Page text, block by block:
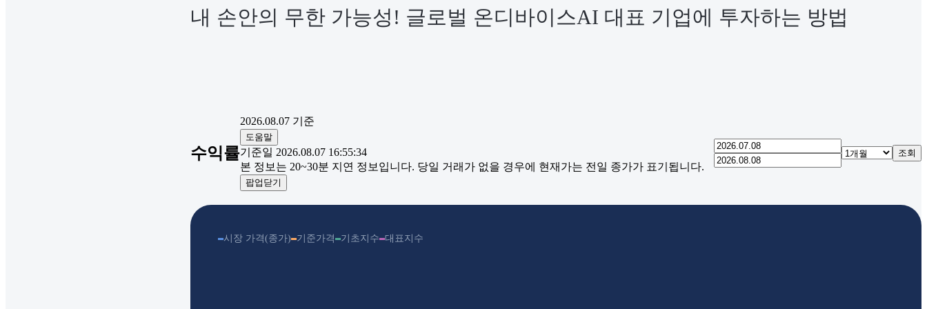
내 손안의 무한 가능성! 글로벌 온디바이스AI 대표 기업에 투자하는 방법
수익률
2026.08.07 기준
도움말
기준일 2026.08.07 16:55:34
본 정보는 20~30분 지연 정보입니다. 당일 거래가 없을 경우에 현재가는 전일 종가가 표기됩니다.
팝업닫기
조회
시장 가격(종가) 기준가격 기초지수 대표지수